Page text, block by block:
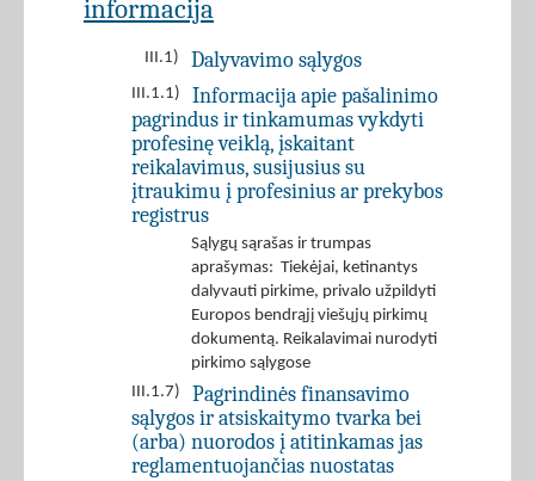
informacija
III.1) Dalyvavimo sąlygos
III.1.1)
Informacija apie pašalinimo
pagrindus ir tinkamumas vykdyti
profesinę veiklą, įskaitant
reikalavimus, susijusius su
įtraukimu į profesinius ar prekybos
registrus
Sąlygų sąrašas ir trumpas
aprašymas: Tiekėjai, ketinantys
dalyvauti pirkime, privalo užpildyti
Europos bendrąjį viešųjų pirkimų
dokumentą. Reikalavimai nurodyti
pirkimo sąlygose
III.1.7)
Pagrindinės finansavimo
sąlygos ir atsiskaitymo tvarka bei
(arba) nuorodos į atitinkamas jas
reglamentuojančias nuostatas